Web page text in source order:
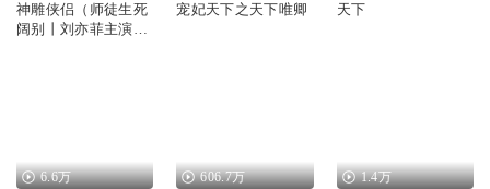
神雕侠侣（师徒生死
阔别丨刘亦菲主演电
宠妃天下之天下唯卿 天下
6.6万 606.7万 1.4万